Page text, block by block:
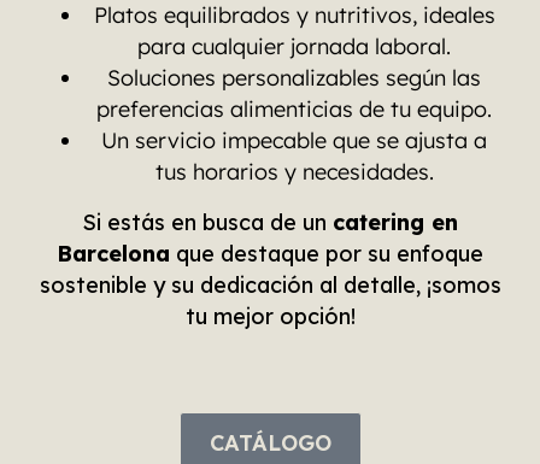
Platos equilibrados y nutritivos, ideales
para cualquier jornada laboral.
Soluciones personalizables según las
preferencias alimenticias de tu equipo.
Un servicio impecable que se ajusta a
tus horarios y necesidades.
Si estás en busca de un catering en
Barcelona que destaque por su enfoque
sostenible y su dedicación al detalle, ¡somos
tu mejor opción!
CATÁLOGO